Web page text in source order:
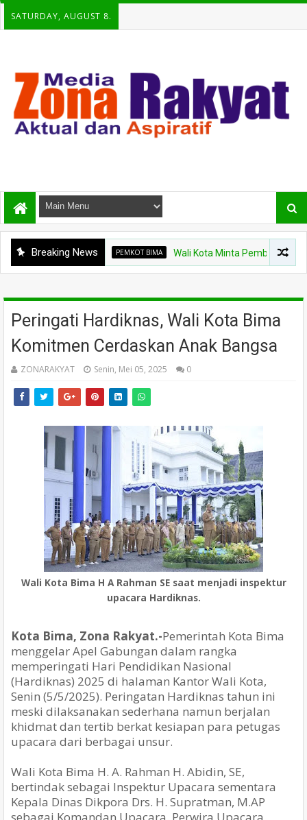
SATURDAY, AUGUST 8.
Breaking News
PEMKOT BIMA Wali Kota Minta Pembangunan Gedung
Peringati Hardiknas, Wali Kota Bima
Komitmen Cerdaskan Anak Bangsa
ZONARAKYAT Senin, Mei 05, 2025 0
Wali Kota Bima H A Rahman SE saat menjadi inspektur
upacara Hardiknas.
Kota Bima, Zona Rakyat.-Pemerintah Kota Bima
menggelar Apel Gabungan dalam rangka
memperingati Hari Pendidikan Nasional
(Hardiknas) 2025 di halaman Kantor Wali Kota,
Senin (5/5/2025). Peringatan Hardiknas tahun ini
meski dilaksanakan sederhana namun berjalan
khidmat dan tertib berkat kesiapan para petugas
upacara dari berbagai unsur.
Wali Kota Bima H. A. Rahman H. Abidin, SE,
bertindak sebagai Inspektur Upacara sementara
Kepala Dinas Dikpora Drs. H. Supratman, M.AP